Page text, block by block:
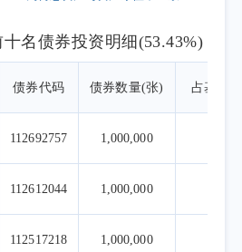
名债券投资明细(53.43%)
债券代码 债券数量(张) 占基金
112692757 1,000,000
112612044 1,000,000
112517218 1,000,000